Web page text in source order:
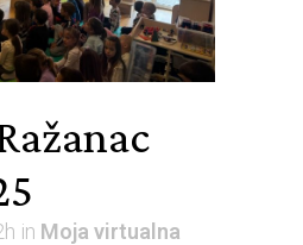
in Moja virtualna